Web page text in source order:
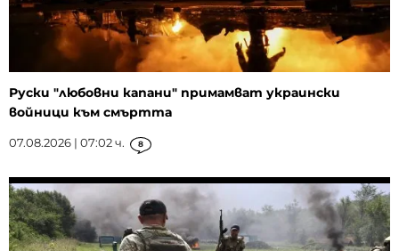
Руски "любовни капани" примамват украински
войници към смъртта
07.08.2026 | 07:02 ч. 8